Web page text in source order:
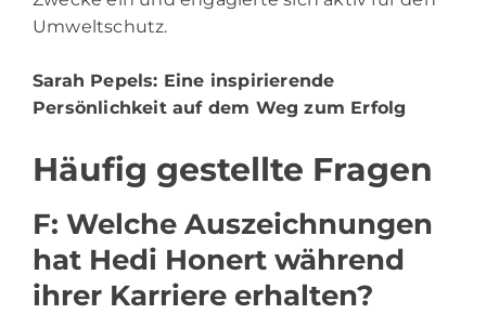
Umweltschutz.
Sarah Pepels: Eine inspirierende
Persönlichkeit auf dem Weg zum Erfolg
Häufig gestellte Fragen
F: Welche Auszeichnungen
hat Hedi Honert während
ihrer Karriere erhalten?